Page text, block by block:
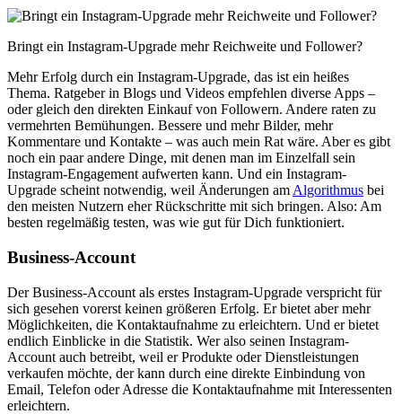
Bringt ein Instagram-Upgrade mehr Reichweite und Follower?
Mehr Erfolg durch ein Instagram-Upgrade, das ist ein heißes
Thema. Ratgeber in Blogs und Videos empfehlen diverse Apps –
oder gleich den direkten Einkauf von Followern. Andere raten zu
vermehrten Bemühungen. Bessere und mehr Bilder, mehr
Kommentare und Kontakte – was auch mein Rat wäre. Aber es gibt
noch ein paar andere Dinge, mit denen man im Einzelfall sein
Instagram-Engagement aufwerten kann. Und ein Instagram-
Upgrade scheint notwendig, weil Änderungen amAlgorithmus bei
den meisten Nutzern eher Rückschritte mit sich bringen. Also: Am
besten regelmäßig testen, was wie gut für Dich funktioniert.
Business-Account
Der Business-Account als erstes Instagram-Upgrade verspricht für
sich gesehen vorerst keinen größeren Erfolg. Er bietet aber mehr
Möglichkeiten, die Kontaktaufnahme zu erleichtern. Und er bietet
endlich Einblicke in die Statistik. Wer also seinen Instagram-
Account auch betreibt, weil er Produkte oder Dienstleistungen
verkaufen möchte, der kann durch eine direkte Einbindung von
Email, Telefon oder Adresse die Kontaktaufnahme mit Interessenten
erleichtern.